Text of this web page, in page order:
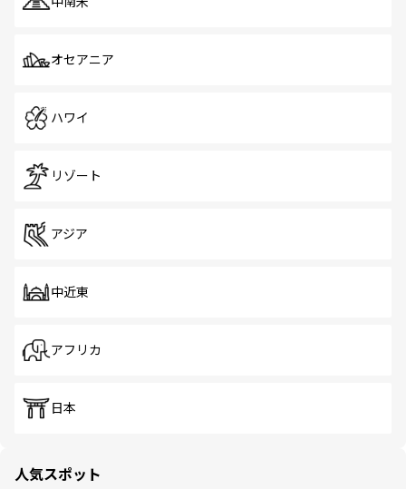
オセアニア
ハワイ
リゾート
アジア
中近東
アフリカ
日本
人気スポット